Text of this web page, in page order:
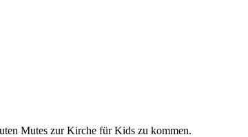
Mutes zur Kirche für Kids zu kommen.